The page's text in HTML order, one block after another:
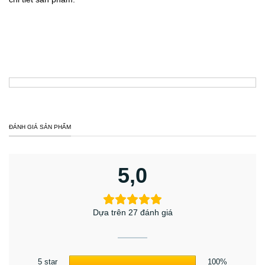
ĐÁNH GIÁ SẢN PHẨM
5,0
Dựa trên 27 đánh giá
5 star 100%